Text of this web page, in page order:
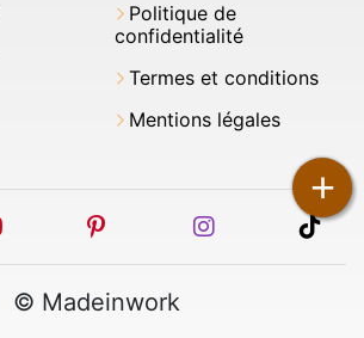
+
Politique de
confidentialité
Termes et conditions
Mentions légales
youtube pinterest instagram
© Madeinwork